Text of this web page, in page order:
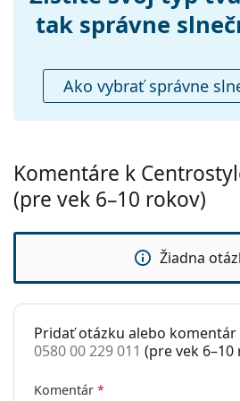
sedielka:
Flexi pánt:
Nie
Príslušenstvo
Puzdro:
Nie
Čistiaca
Áno
Ostatné
Typ:
Detské
Vek:
6–10 rokov
Slnečné
Použitie:
Šport
Šport:
Cyklistika,
tak správne
Ako vybrať správne
Komentáre k
(pre vek 6–10 rokov)
Žiadna
Pridať otázku alebo
0580 00 229 011 (pre vek 6–10
Komentár *